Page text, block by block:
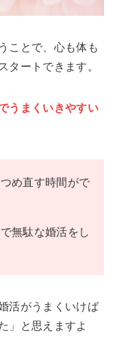
ことで、心も体も
タートできます。
うまくいきやすい
め直す時間がで
無駄な婚活をし
活がうまくいけば
」と思えますよ